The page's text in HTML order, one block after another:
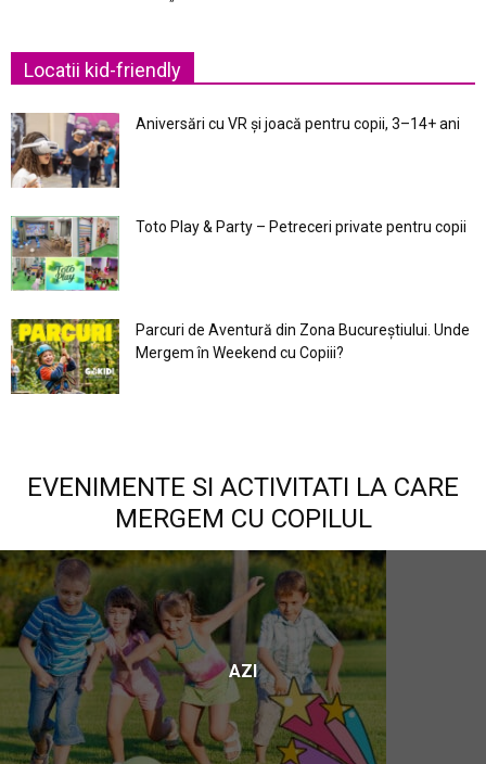
Locatii kid-friendly
Aniversări cu VR și joacă pentru copii, 3–14+ ani
Toto Play & Party – Petreceri private pentru copii
Parcuri de Aventură din Zona Bucureştiului. Unde
Mergem în Weekend cu Copiii?
EVENIMENTE SI ACTIVITATI LA CARE
MERGEM CU COPILUL
AZI